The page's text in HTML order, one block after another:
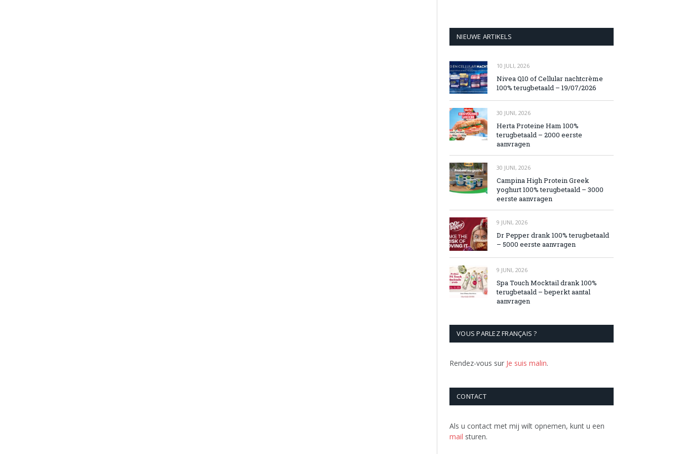
NIEUWE ARTIKELS
10 JULI, 2026
Nivea Q10 of Cellular nachtcrème
100% terugbetaald – 19/07/2026
30 JUNI, 2026
Herta Proteine Ham 100%
terugbetaald – 2000 eerste
aanvragen
30 JUNI, 2026
Campina High Protein Greek
yoghurt 100% terugbetaald – 3000
eerste aanvragen
9 JUNI, 2026
Dr Pepper drank 100% terugbetaald
– 5000 eerste aanvragen
9 JUNI, 2026
Spa Touch Mocktail drank 100%
terugbetaald – beperkt aantal
aanvragen
VOUS PARLEZ FRANÇAIS ?
Rendez-vous sur Je suis malin.
CONTACT
Als u contact met mij wilt opnemen, kunt u een
mail sturen.